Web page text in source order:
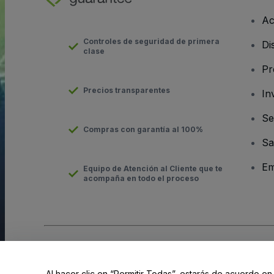
Controles de seguridad de primera
clase
Precios transparentes
Compras con garantía al 100%
Equipo de Atención al Cliente que te
acompaña en todo el proceso